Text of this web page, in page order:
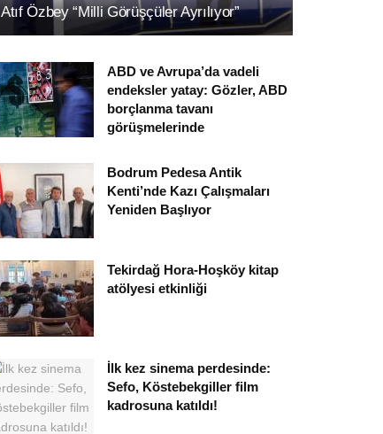
Atıf Özbey “Milli Görüşçüler Ayrılıyor”
ABD ve Avrupa’da vadeli
endeksler yatay: Gözler, ABD
borçlanma tavanı
görüşmelerinde
Bodrum Pedesa Antik
Kenti’nde Kazı Çalışmaları
Yeniden Başlıyor
Tekirdağ Hora-Hoşköy kitap
atölyesi etkinliği
İlk kez sinema perdesinde:
Sefo, Köstebekgiller film
kadrosuna katıldı!